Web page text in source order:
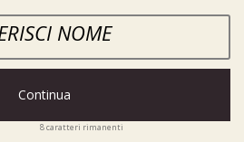
Continua
8caratteri rimanenti